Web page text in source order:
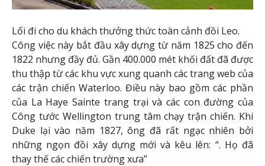
Lối đi cho du khách thưởng thức toàn cảnh đồi Leo.
Công việc này bắt đầu xây dựng từ năm 1825 cho đến
1822 nhưng đầy đủ. Gần 400.000 mét khối đất đã được
thu thập từ các khu vực xung quanh các trang web của
các trận chiến Waterloo. Điều này bao gồm các phần
của La Haye Sainte trang trại và các con đường của
Công tước Wellington trung tâm chạy trận chiến. Khi
Duke lại vào năm 1827, ông đã rất ngạc nhiên bởi
những ngọn đồi xây dựng mới và kêu lên: “. Họ đã
thay thế các chiến trường xưa”